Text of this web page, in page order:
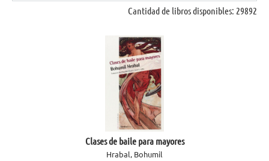
Cantidad de libros disponibles: 29892
Clases de baile para mayores
Hrabal, Bohumil